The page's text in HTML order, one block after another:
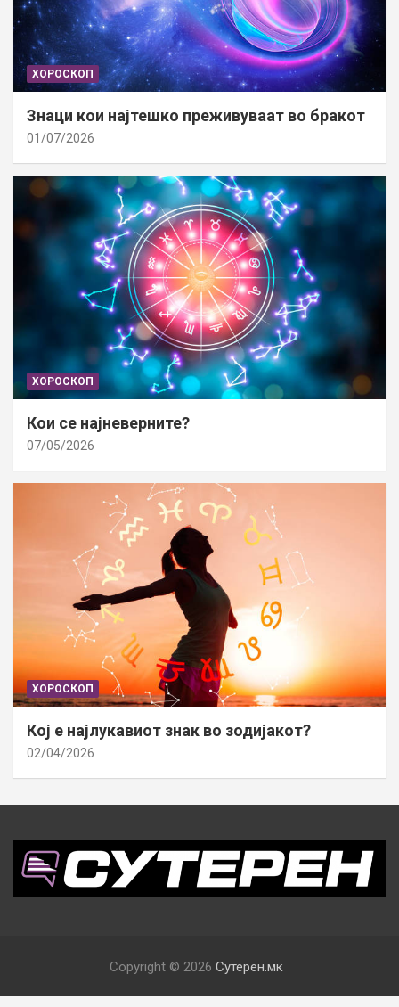
ХОРОСКОП
Знаци кои најтешко преживуваат во бракот
01/07/2026
ХОРОСКОП
Кои се најневерните?
07/05/2026
ХОРОСКОП
Кој е најлукавиот знак во зодијакот?
02/04/2026
Copyright © 2026 Сутерен.мк